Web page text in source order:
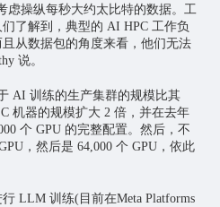
虑操纵每秒大约太比特的数据。工
了解到，典型的 AI HPC 工作负
从数据包的角度来看，他们无法
说。
AI 训练的生产集群的规模比其
机器的规模扩大 2 倍，并在去年
个 GPU 的完整配置。然后，不
，然后是 64,000 个 GPU，依此
LLM 训练(目前在Meta Platforms